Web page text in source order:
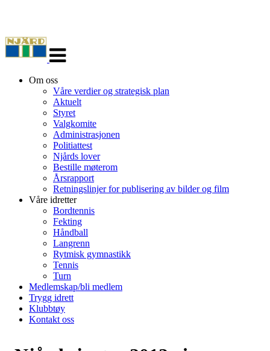
navigasjon
Om oss
Våre verdier og strategisk plan
Aktuelt
Styret
Valgkomite
Administrasjonen
Politiattest
Njårds lover
Bestille møterom
Årsrapport
Retningslinjer for publisering av bilder og film
Våre idretter
Bordtennis
Fekting
Håndball
Langrenn
Rytmisk gymnastikk
Tennis
Turn
Medlemskap/bli medlem
Trygg idrett
Klubbtøy
Kontakt oss